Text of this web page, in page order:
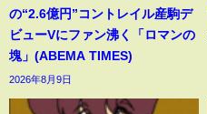
の“2.6億円”コントレイル産駒デ
ビューVにファン沸く「ロマンの
塊」(ABEMA TIMES)
2026年8月9日